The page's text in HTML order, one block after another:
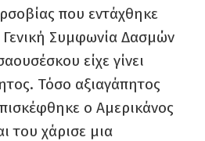
που εντάχθηκε
Συμφωνία Δασμών
είχε γίνει
Τόσο αξιαγάπητος
ο Αμερικάνος
του χάρισε μια